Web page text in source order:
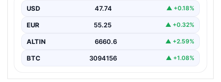
USD 47.74 ▲ +0.18%
EUR 55.25 ▲ +0.32%
ALTIN 6660.6 ▲ +2.59%
BTC 3094156 ▲ +1.08%